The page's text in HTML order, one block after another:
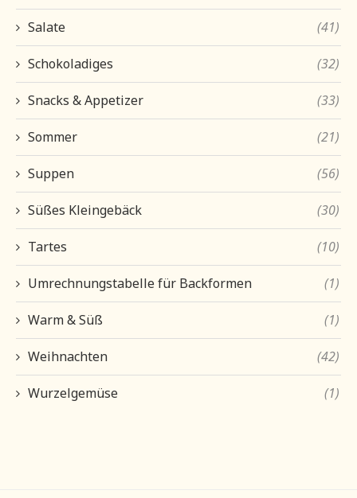
Salate (41)
Schokoladiges (32)
Snacks & Appetizer (33)
Sommer (21)
Suppen (56)
Süßes Kleingebäck (30)
Tartes (10)
Umrechnungstabelle für Backformen (1)
Warm & Süß (1)
Weihnachten (42)
Wurzelgemüse (1)